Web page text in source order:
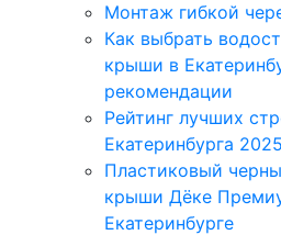
Монтаж гибкой
Как выбрать
крыши в
рекомендации
Рейтинг лучших
Екатеринбурга 2025
Пластиковый
крыши Дёке
Екатеринбурге